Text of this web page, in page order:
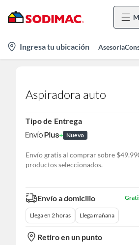
location-
icon
Ingresa tu ubicación Asesoría
Aspiradora auto
Tipo de Entrega
Nuevo
Envío gratis al comprar sobre
productos seleccionados.
Envío a domicilio
Llega en 2 horas Llega mañana
Retiro en un punto